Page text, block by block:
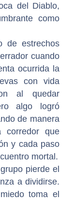
del Diablo,
como
de estrechos
cuando
ocurrida la
con vida
al quedar
algo logró
de manera
corredor que
y cada paso
mortal.
pierde el
a dividirse.
toma el